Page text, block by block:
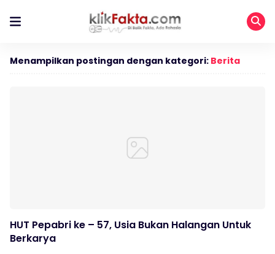
Menampilkan postingan dengan kategori: Berita
HUT Pepabri ke – 57, Usia Bukan Halangan Untuk
Berkarya